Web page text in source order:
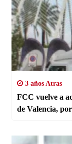
3 años Atras
FCC vuelve a
de Valencia,